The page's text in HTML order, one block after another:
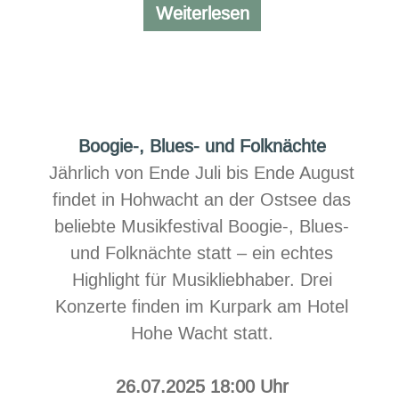
WeiterlesenNeues
Restaurantlogo
Boogie-, Blues- und Folknächte
Jährlich von Ende Juli bis Ende August
findet in Hohwacht an der Ostsee das
beliebte Musikfestival Boogie-, Blues-
und Folknächte statt – ein echtes
Highlight für Musikliebhaber. Drei
Konzerte finden im Kurpark am Hotel
Hohe Wacht statt.
26.07.2025 18:00 Uhr